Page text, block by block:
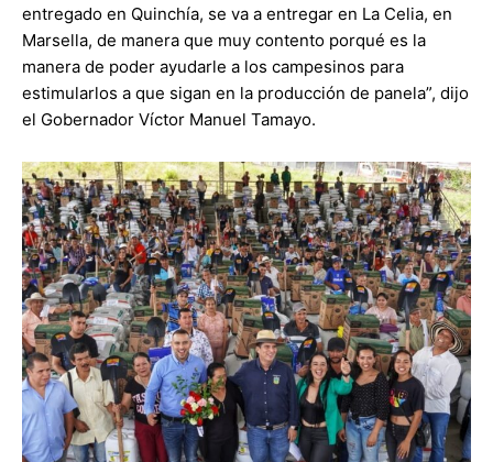
entregado en Quinchía, se va a entregar en La Celia, en
Marsella, de manera que muy contento porqué es la
manera de poder ayudarle a los campesinos para
estimularlos a que sigan en la producción de panela”, dijo
el Gobernador Víctor Manuel Tamayo.